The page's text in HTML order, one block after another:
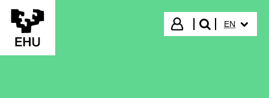
Skip to Main Content
Login
search"
EN